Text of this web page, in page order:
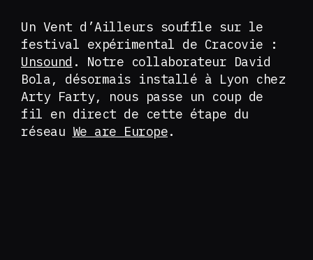
Un Vent d’Ailleurs souffle sur le
festival expérimental de Cracovie :
Unsound . Notre collaborateur David
Bola, désormais installé à Lyon chez
Arty Farty, nous passe un coup de
fil en direct de cette étape du
réseau We are Europe.